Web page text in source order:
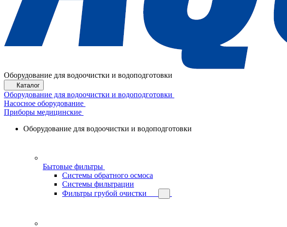
Оборудование для водоочистки и водоподготовки
Каталог
Оборудование для водоочистки и водоподготовки
Насосное оборудование
Приборы медицинские
Оборудование для водоочистки и водоподготовки
Бытовые фильтры
Системы обратного осмоса
Системы фильтрации
Фильтры грубой очистки